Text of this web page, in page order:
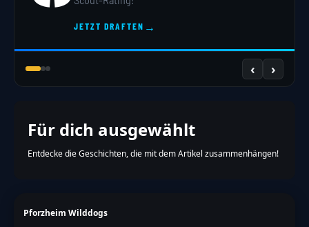
JETZT DRAFTEN →
‹ ›
Für dich ausgewählt
Entdecke die Geschichten, die mit dem Artikel zusammenhängen!
Pforzheim Wilddogs